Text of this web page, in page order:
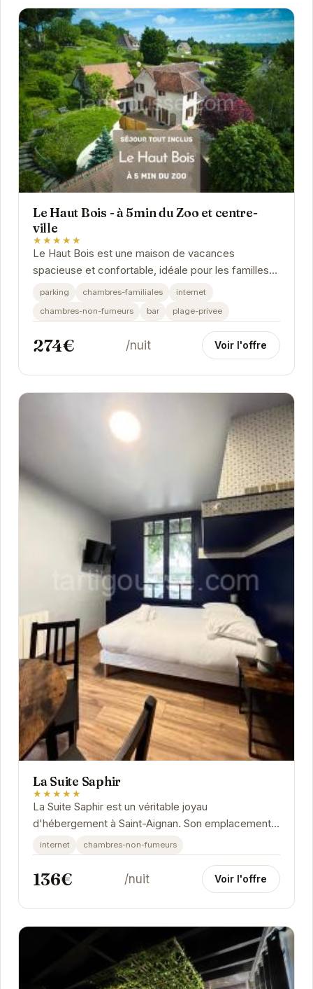
Le Haut Bois - à 5min du Zoo et centre-
ville
★★★★★
Le Haut Bois est une maison de vacances
spacieuse et confortable, idéale pour les familles
ou les groupes d'amis. Sa proximité avec le Zoo
parking chambres-familiales
internet
chambres-non-fumeurs
bar plage-privee
274€ /nuit Voir l'offre
La Suite Saphir
★★★★★
La Suite Saphir est un véritable joyau
d'hébergement à Saint-Aignan. Son emplacement
privilégié, à proximité des attractions locales,
combiné...
internet chambres-non-fumeurs
136€ /nuit Voir l'offre